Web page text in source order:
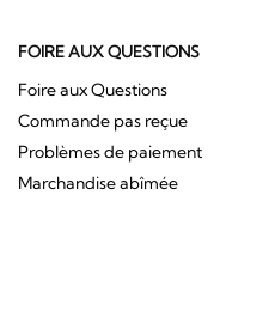
FOIRE AUX QUESTIONS
Foire aux Questions
Commande pas reçue
Problèmes de paiement
Marchandise abîmée